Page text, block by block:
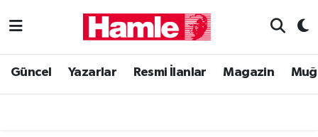
Güncel Yazarlar Resmi İlanlar Magazin
Güncel
Muğla Nöbetçi Eczaneler